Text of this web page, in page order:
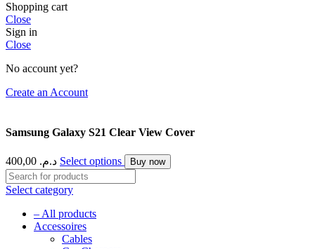
Shopping cart
Close
Sign in
Close
No account yet?
Create an Account
Samsung Galaxy S21 Clear View Cover
د.م. Select options Buy now
Select category
– All products
Accessoires
Cables